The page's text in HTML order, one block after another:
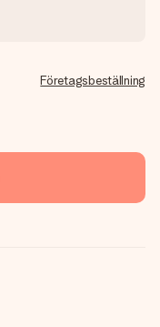
Företagsbeställning